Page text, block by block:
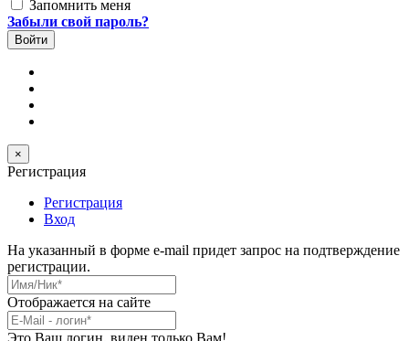
Запомнить меня
Забыли свой пароль?
×
Регистрация
Регистрация
Вход
На указанный в форме e-mail придет запрос на подтверждение
регистрации.
Имя/Ник
Отображается на сайте
E-Mail *
Это Ваш логин, виден только Вам!